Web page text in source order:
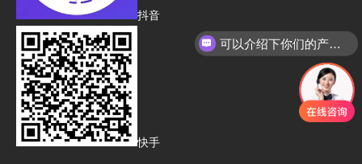
抖音
快手
可以介绍下你们的产品么